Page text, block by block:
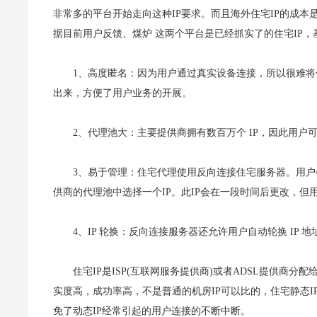
非常多的平台开始走向这种IP要求。而且海外住宅IP的成本
据目前用户反馈、煤炉 这两个平台是已经抓实了的住宅IP
1、高度匿名：因为用户通过真实设备连接，所以很难
出来，方便了用户业务的开展。
2、代理池大：主要提供商拥有数百万个 IP，因此用户
3、易于管理：住宅代理使用反向连接住宅服务器。用
供商的代理池中选择一个IP。此IP会在一段时间后更改，
4、IP 轮换：反向连接服务器还允许用户自动轮换 IP
住宅IP是ISP(互联网服务提供商)或者ADSL提供商分配
实度高，成功率高，不是普通的机房IP可以比的，住宅静
免了动态IP经常引起的用户连接的不断中断。